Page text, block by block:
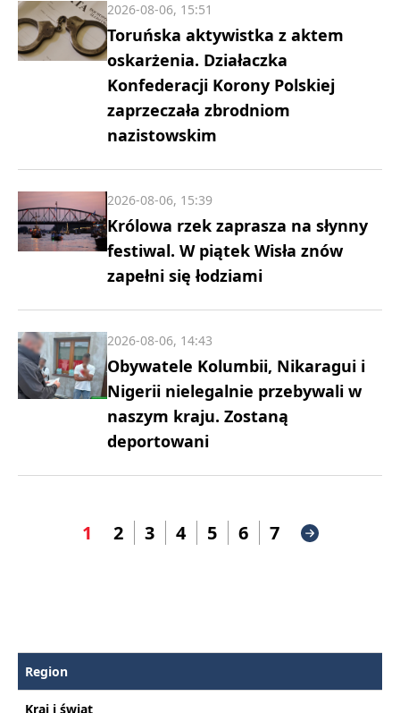
Toruńska aktywistka z aktem
oskarżenia. Działaczka
Konfederacji Korony Polskiej
zaprzeczała zbrodniom
nazistowskim
2026-08-06, 15:51
Królowa rzek zaprasza na słynny
festiwal. W piątek Wisła znów
zapełni się łodziami
2026-08-06, 15:39
Obywatele Kolumbii, Nikaragui i
Nigerii nielegalnie przebywali w
naszym kraju. Zostaną
deportowani
2026-08-06, 14:43
1 2 3 4 5 6 7
Region
Kraj i świat